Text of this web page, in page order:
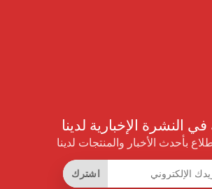
النشرة الإخبارية لدينا
بأحدث الأخبار والمنتجات لدينا
اشترك